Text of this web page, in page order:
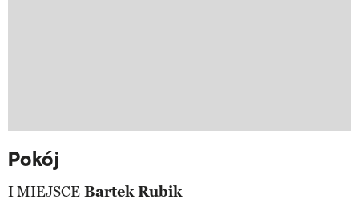
Pokój
I MIEJSCE Bartek Rubik